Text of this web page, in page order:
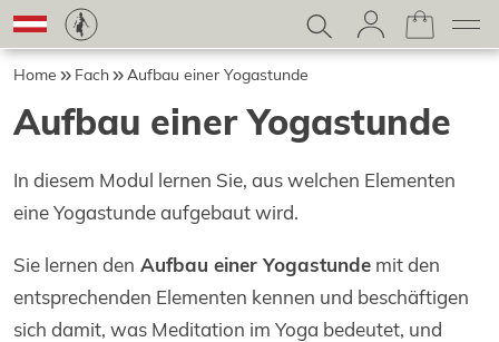
Home Fach Aufbau einer Yogastunde
Aufbau einer Yogastunde
In diesem Modul lernen Sie, aus welchen Elementen
eine Yogastunde aufgebaut wird.
Sie lernen den Aufbau einer Yogastunde mit den
entsprechenden Elementen kennen und beschäftigen
sich damit, was Meditation im Yoga bedeutet, und